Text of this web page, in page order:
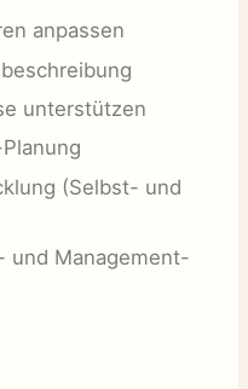
anpassen
unterstützen
(Selbst- und
und Management-